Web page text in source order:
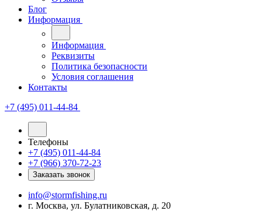
Блог
Информация
Информация
Реквизиты
Политика безопасности
Условия соглашения
Контакты
+7 (495) 011-44-84
Телефоны
+7 (495) 011-44-84
+7 (966) 370-72-23
Заказать звонок
info@stormfishing.ru
г. Москва, ул. Булатниковская, д. 20